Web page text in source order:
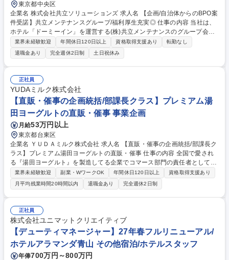
東京都中央区
企業名 株式会社共立ソリューションズ 求人名 【企画/自治体からのBPO案
件受諾】共立メンテナンスグループ/福利厚生充実◎ 仕事の内容 当社は、
ホテル「ドーミーイン」を運営する(株)共立メンテナンスのグループ会社
です。全国市町村自治体の行政サービスを請け負うにあたり、企画提案書
作成～運営やなど事業全般のサポートをお任せします。 【詳細】■提案書
等作成業務：委託可能性調査レポート、プロポーザル提案書、社内運営資
料まとめ、受託事業事業計画書等の作成など■運営・営業・研修サポー
ト：事業会議体の運営、現場管理職及び各種専門員の人材育成及びチーム
運営サポート■事業企画業務：事業モデルの標準化効率化プラン作成と運
用、新規事業モデルの研究及びプラン作成など 募集職種 【企画/自治体か
らのBPO案件受諾】共立メンテナンスグループ/福利厚生充実◎
業界未経験歓迎 年間休日120日以上 資格取得支援あり
転勤なし
退職金あり
完全週休2日制 土日祝休み
正社員
YUDAミルク株式会社
【直販・催事の企画統括/部課長クラス】プレミアム湯
田ヨーグルトの直販・催事 事業企画
月給53万円以上
東京都台東区
企業名 ＹＵＤＡミルク株式会社 求人名 【直販・催事の企画統括/部課長ク
ラス】プレミアム湯田ヨーグルトの直販・催事 仕事の内容 全国で愛され
る『湯田ヨーグルト』を製造してる企業でコマース部門の責任者として、
イベント・ポップアップショップ・直販事業を統括。事業戦略立案から実
行、組織マネジメントまでをお任せします。 イベント・ポップアップショ
ップ・直販事業を通じたブランド価値向上をお任せします。【具体的に
は】・コマース事業の戦略立案および事業推進 ・催事やポップアップ等の
企画統括、売上・収益管理・関係取引先との折衝、アライアンス推進・新
規チャネルの企画開発・部門メンバーの育成・組織マネジメント※リアル
な顧客接点の創出・販促を重視したポジションです。全国出張が発生しま
す。 募集職種 【直販・催事の企画統括/部課長クラス】プレミアム湯田ヨ
ーグルトの直販・催事
業界未経験歓迎 副業・WワークOK 年間休日120日以上
資格取得支援あり
月平均残業時間20時間以内
退職金あり 完全週休2日制
正社員
株式会社ユニマットクリエイティブ
【デューティマネージャー】27年春フルリニューアル/
ホテルアラマンダ青山 その他宿泊/ホテルスタッフ
年俸700万円～800万円